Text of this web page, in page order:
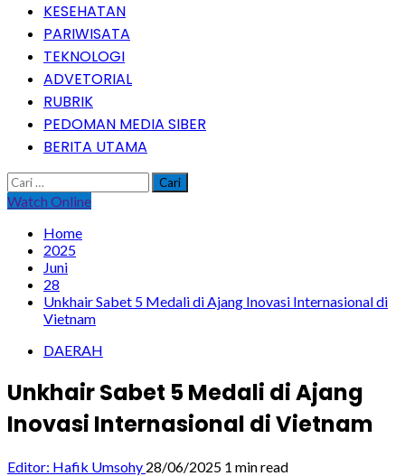
KESEHATAN
PARIWISATA
TEKNOLOGI
ADVETORIAL
RUBRIK
PEDOMAN MEDIA SIBER
BERITA UTAMA
Cari
untuk:
Watch Online
Home
2025
Juni
28
Unkhair Sabet 5 Medali di Ajang Inovasi Internasional di
Vietnam
DAERAH
Unkhair Sabet 5 Medali di Ajang
Inovasi Internasional di Vietnam
Editor: Hafik Umsohy 28/06/2025 1 min read